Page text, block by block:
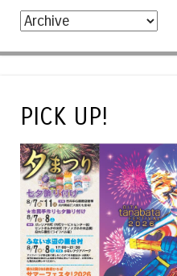
PICK UP!